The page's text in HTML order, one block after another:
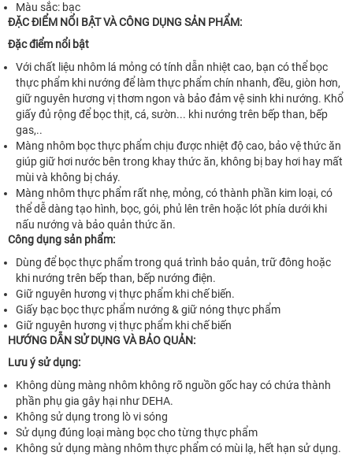
Màu sắc: bạc
ĐẶC ĐIỂM NỔI BẬT VÀ CÔNG DỤNG SẢN PHẨM:
Đặc điểm nổi bật
Với chất liệu nhôm lá mỏng có tính dẫn nhiệt cao, bạn có thể bọc
thực phẩm khi nướng để làm thực phẩm chín nhanh, đều, giòn hơn,
giữ nguyên hương vị thơm ngon và bảo đảm vệ sinh khi nướng. Khổ
giấy đủ rộng để bọc thịt, cá, sườn... khi nướng trên bếp than, bếp
gas,..
Màng nhôm bọc thực phẩm chịu được nhiệt độ cao, bảo vệ thức ăn
giúp giữ hơi nước bên trong khay thức ăn, không bị bay hơi hay mất
mùi và không bị cháy.
Màng nhôm thực phẩm rất nhẹ, mỏng, có thành phần kim loại, có
thể dễ dàng tạo hình, bọc, gói, phủ lên trên hoặc lót phía dưới khi
nấu nướng và bảo quản thức ăn.
Công dụng sản phẩm:
Dùng để bọc thực phẩm trong quá trình bảo quản, trữ đông hoặc
khi nướng trên bếp than, bếp nướng điện.
Giữ nguyên hương vị thực phẩm khi chế biến.
Giấy bạc bọc thực phẩm nướng & giữ nóng thực phẩm
Giữ nguyên hương vị thực phẩm khi chế biến
HƯỚNG DẪN SỬ DỤNG VÀ BẢO QUẢN:
Lưu ý sử dụng:
Không dùng màng nhôm không rõ nguồn gốc hay có chứa thành
phần phụ gia gây hại như DEHA.
Không sử dụng trong lò vi sóng
Sử dụng đúng loại màng bọc cho từng thực phẩm
Không sử dụng màng nhôm thực phẩm có mùi lạ, hết hạn sử dụng.